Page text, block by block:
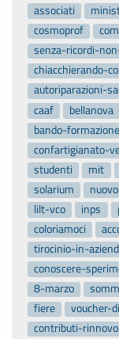
associati
cosmoprof
senza-ricordi-
chiacchierando-
autoriparazioni-
caaf
bellanova
bando-
confartigianato-
studenti
mit
solarium
lilt-vco
inps
coloriamoci
tirocinio-in-
conoscere-
8-marzo
fiere
voucher-
contributi-